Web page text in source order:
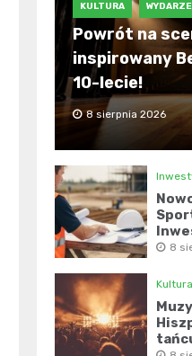
KULTURA
Powrót na
inspirowany
10-lecie!
8 sierpnia 2026
8
Kultura